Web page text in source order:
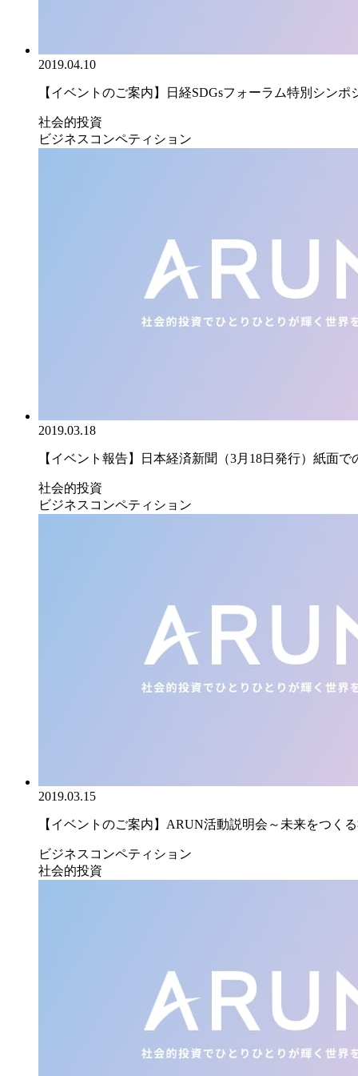
2019.04.10
【イベントのご案内】日経SDGsフォーラム特別シンポ
社会的投資
ビジネスコンペティション
2019.03.18
【イベント報告】日本経済新聞（3月18日発行）紙面で
社会的投資
ビジネスコンペティション
2019.03.15
【イベントのご案内】ARUN活動説明会～未来をつく
ビジネスコンペティション
社会的投資